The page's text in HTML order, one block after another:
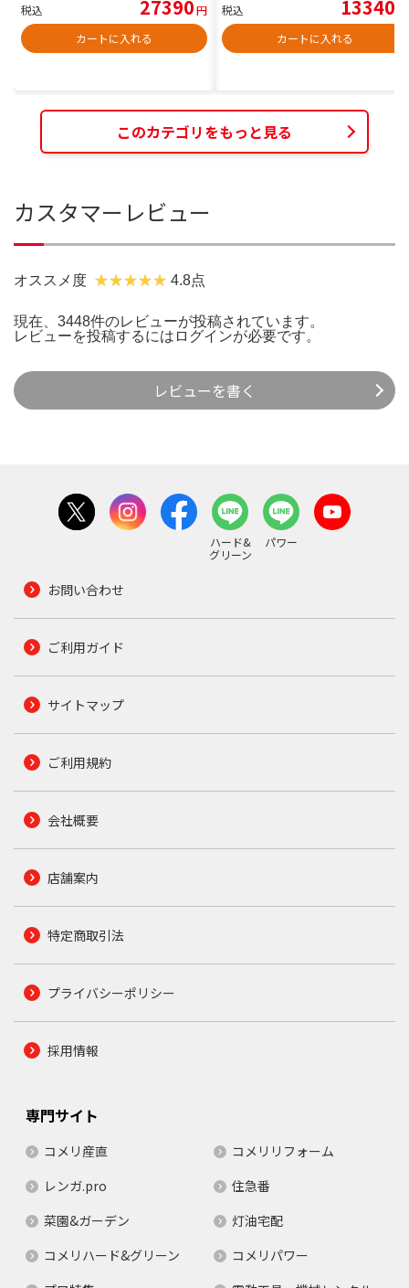
税込 27390円
カートに入れる
税込 13340
カートに入れる
このカテゴリをもっと見る
カスタマーレビュー
オススメ度 4.8点
現在、3448件のレビューが投稿されています。
レビューを投稿するには ログインが必要です。
レビューを書く
ハード&
グリーン
パワー
お問い合わせ
ご利用ガイド
サイトマップ
ご利用規約
会社概要
店舗案内
特定商取引法
プライバシーポリシー
採用情報
専門サイト
コメリ産直
コメリリフォーム
レンガ.pro
住急番
菜園&ガーデン
灯油宅配
コメリハード&グリーン
コメリパワー